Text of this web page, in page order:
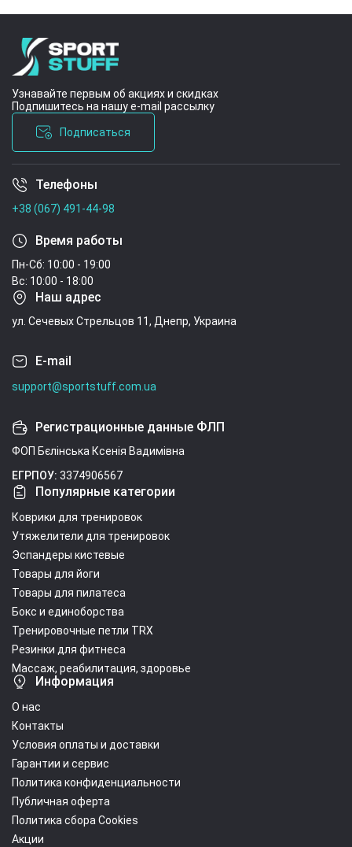
Узнавайте первым об акциях и скидках
Подпишитесь на нашу e-mail рассылку
Подписаться
Условия соглашения
Телефоны
+38 (067) 491-44-98
Время работы
Пн-Сб: 10:00 - 19:00
Вс: 10:00 - 18:00
Наш адрес
ул. Сечевых Стрельцов 11, Днепр, Украина
E-mail
support@sportstuff.com.ua
Регистрационные данные ФЛП
ФОП Бєлінська Ксенія Вадимівна
ЕГРПОУ: 3374906567
Популярные категории
Коврики для тренировок
Утяжелители для тренировок
Эспандеры кистевые
Товары для йоги
Товары для пилатеса
Бокс и единоборства
Тренировочные петли TRX
Резинки для фитнеса
Массаж, реабилитация, здоровье
Информация
О нас
Контакты
Условия оплаты и доставки
Гарантии и сервис
Политика конфиденциальности
Публичная оферта
Политика сбора Cookies
Акции